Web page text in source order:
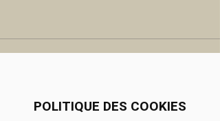
POLITIQUE DES COOKIES